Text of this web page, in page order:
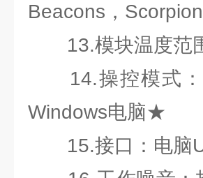
Beacons，
13.模块温度范
14.操控模式：
Windows电脑★
15.接口：电脑